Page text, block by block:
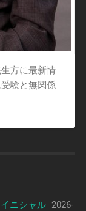
方に最新情
験と無関係
ニシャル 2026-